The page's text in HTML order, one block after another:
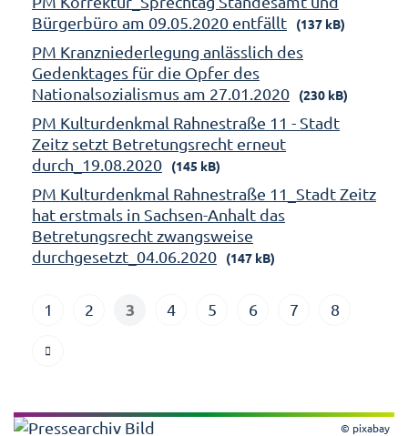
Bürgerbüro am 09.05.2020 entfällt
(137 kB)
PM Kranzniederlegung anlässlich des
Gedenktages für die Opfer des
Nationalsozialismus am 27.01.2020
(230 kB)
PM Kulturdenkmal Rahnestraße 11 - Stadt
Zeitz setzt Betretungsrecht erneut
durch_19.08.2020
(145 kB)
PM Kulturdenkmal Rahnestraße 11_Stadt Zeitz
hat erstmals in Sachsen-Anhalt das
Betretungsrecht zwangsweise
durchgesetzt_04.06.2020
(147 kB)
1 2 3 4 5 6 7 8
© pixabay